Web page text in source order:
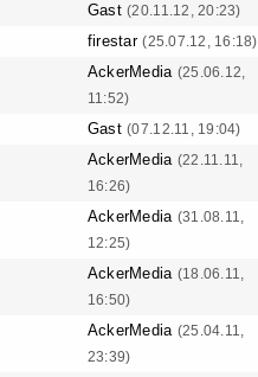
Gast(20.11.12, 20:23)
firestar(25.07.12, 16:18)
AckerMedia (25.06.12,
11:52)
Gast(07.12.11, 19:04)
AckerMedia (22.11.11,
16:26)
AckerMedia (31.08.11,
12:25)
AckerMedia (18.06.11,
16:50)
AckerMedia (25.04.11,
23:39)